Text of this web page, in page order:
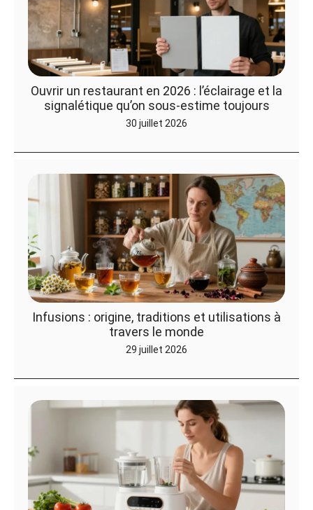
Ouvrir un restaurant en 2026 : l’éclairage et la
signalétique qu’on sous-estime toujours
30 juillet 2026
Infusions : origine, traditions et utilisations à
travers le monde
29 juillet 2026